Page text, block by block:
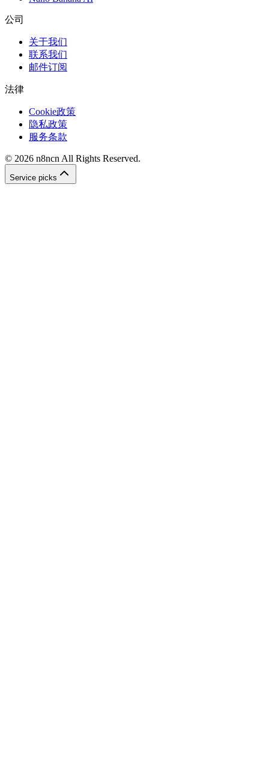
公司
关于我们
联系我们
邮件订阅
法律
Cookie政策
隐私政策
服务条款
© 2026 n8ncn All Rights Reserved.
Service picks